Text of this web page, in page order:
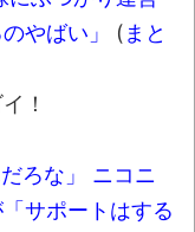
やばい」
( まと
！
ろな」 ニコニ
サポートはする